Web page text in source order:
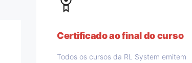
Certificado ao final do curso
Todos os cursos da RL System emitem